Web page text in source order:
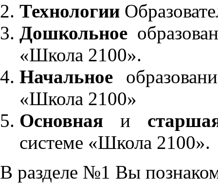
Технологии
Дошкольное
«Школа 2100».
Начальное
«Школа 2100»
Основнаяи
системе «Школа 2100».
В разделе №1 Вы